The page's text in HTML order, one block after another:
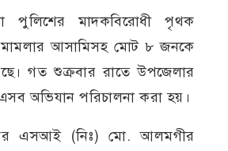
পুলিশের মাদকবিরোধী পৃথক
মামলার আসামিসহ মোট ৮ জনকে
গত শুক্রবার রাতে উপজেলার
অভিযান পরিচালনা করা হয়।
এসআই (নিঃ) মো. আলমগীর